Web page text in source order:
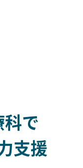
科で
支援